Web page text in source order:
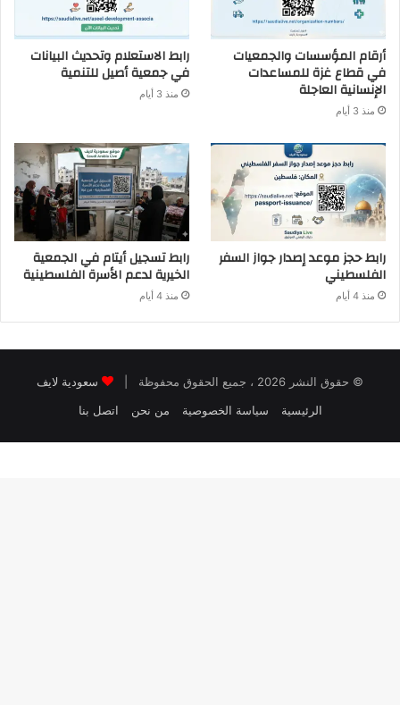
أرقام المؤسسات والجمعيات
في قطاع غزة للمساعدات
الإنسانية العاجلة
منذ 3 أيام
رابط الاستعلام وتحديث البيانات
في جمعية أصيل للتنمية
منذ 3 أيام
رابط حجز موعد إصدار جواز السفر
الفلسطيني
منذ 4 أيام
رابط تسجيل أيتام في الجمعية
الخيرية لدعم الأسرة الفلسطينية
منذ 4 أيام
© حقوق النشر 2026 ، جميع الحقوق محفوظة |
سعودية لايف
الرئيسية
سياسة الخصوصية من نحن اتصل بنا